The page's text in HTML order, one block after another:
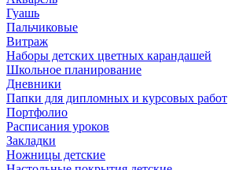
Гуашь
Пальчиковые
Витраж
Наборы детских цветных карандашей
Школьное планирование
Дневники
Папки для дипломных и курсовых работ
Портфолио
Расписания уроков
Закладки
Ножницы детские